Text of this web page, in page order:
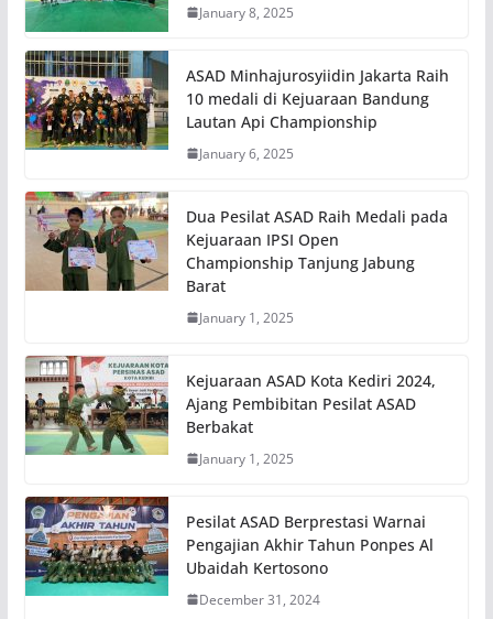
January 8, 2025
ASAD Minhajurosyiidin Jakarta Raih
10 medali di Kejuaraan Bandung
Lautan Api Championship
January 6, 2025
Dua Pesilat ASAD Raih Medali pada
Kejuaraan IPSI Open
Championship Tanjung Jabung
Barat
January 1, 2025
Kejuaraan ASAD Kota Kediri 2024,
Ajang Pembibitan Pesilat ASAD
Berbakat
January 1, 2025
Pesilat ASAD Berprestasi Warnai
Pengajian Akhir Tahun Ponpes Al
Ubaidah Kertosono
December 31, 2024